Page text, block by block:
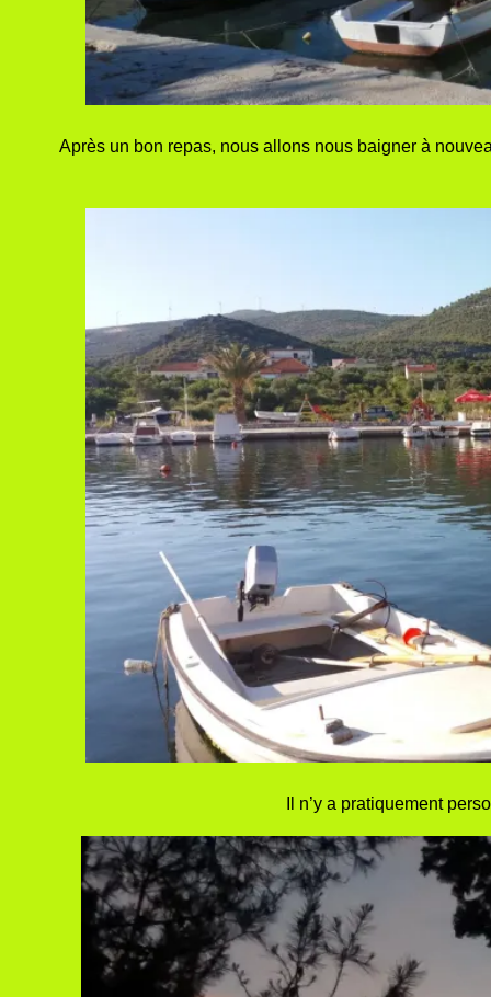
Après un bon repas, nous allons nous baigner à
Il n’y a pratiquement